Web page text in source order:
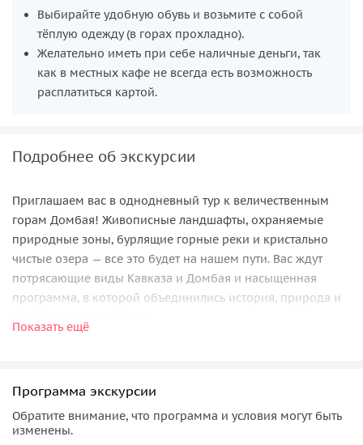
Выбирайте удобную обувь и возьмите с собой
тёплую одежду (в горах прохладно).
Желательно иметь при себе наличные деньги, так
как в местных кафе не всегда есть возможность
расплатиться картой.
Подробнее об экскурсии
Приглашаем вас в однодневный тур к величественным
горам Домбая! Живописные ландшафты, охраняемые
природные зоны, бурлящие горные реки и кристально
чистые озера — все это будет на нашем пути. Вас ждут
потрясающие виды Кавказа и Домбая и насыщенная
программа, в которой объединились история, природа и
над уровнем моря. Отсюда открывается
Эльбрус;
Показать ещё
Программа экскурсии
Обратите внимание, что программа и условия могут быть
изменены.